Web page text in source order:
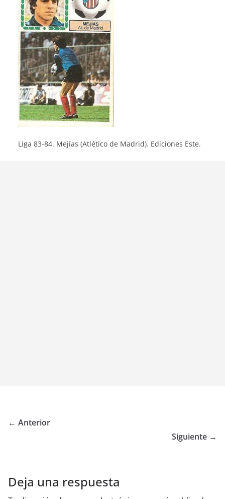
Liga 83-84. Mejías (Atlético de Madrid). Ediciones Este.
← Anterior
Siguiente →
Deja una respuesta